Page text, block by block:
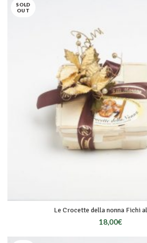
SOLD
OUT
Le Crocette della nonna Fichi
18,00€